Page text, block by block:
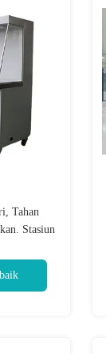
Tahan
Stasiun